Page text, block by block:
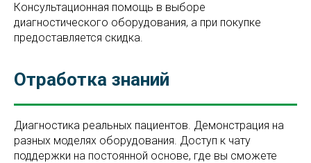
Консультационная помощь в выборе
диагностического оборудования, а при покупке
предоставляется скидка.
Отработка знаний
Диагностика реальных пациентов. Демонстрация на
разных моделях оборудования. Доступ к чату
поддержки на постоянной основе, где вы сможете